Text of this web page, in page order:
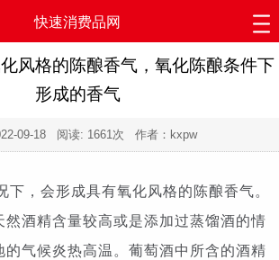
快速消费品网
风格的陈酿香气，氧化陈酿条件下
形成的香气
09-18 阅读: 1661次 作者：kxpw
，会形成具有氧化风格的陈酿香气。
然酒精含量较高或是添加过蒸馏酒的情
的气候炎热高温。葡萄酒中所含的酒精